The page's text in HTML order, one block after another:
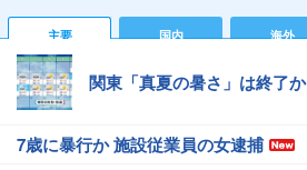
主要 国内 海外
関東「真夏の暑さ」は終了か
7歳に暴行か 施設従業員の女逮捕